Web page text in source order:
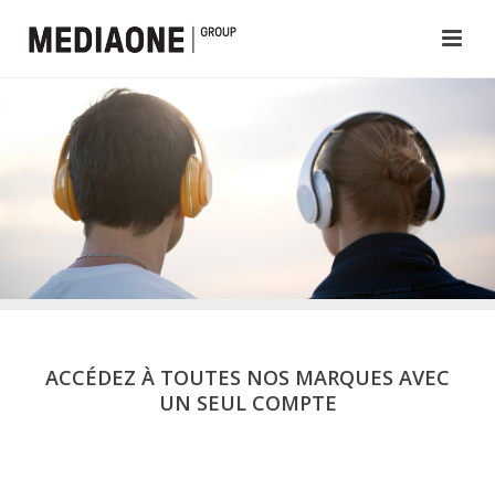
ACCÉDEZ À TOUTES NOS MARQUES AVEC
UN SEUL COMPTE